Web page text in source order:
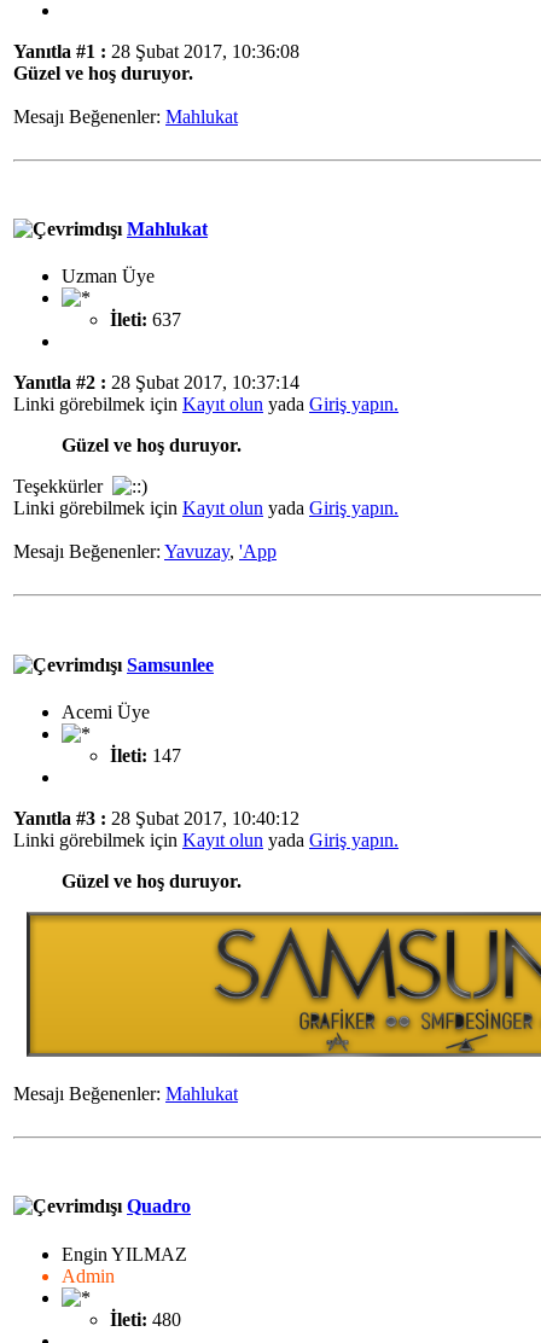
Yanıtla #1 : 28 Şubat 2017, 10:36:08
Güzel ve hoş duruyor.
Mesajı Beğenenler: Mahlukat
Mahlukat
Uzman Üye
İleti: 637
Yanıtla #2 : 28 Şubat 2017, 10:37:14
Linki görebilmek için Kayıt olun yada Giriş yapın.
Güzel ve hoş duruyor.
Teşekkürler
Linki görebilmek için Kayıt olun yada Giriş yapın.
Mesajı Beğenenler: Yavuzay, 'App
Samsunlee
Acemi Üye
İleti: 147
Yanıtla #3 : 28 Şubat 2017, 10:40:12
Linki görebilmek için Kayıt olun yada Giriş yapın.
Güzel ve hoş duruyor.
Mesajı Beğenenler: Mahlukat
Quadro
Engin YILMAZ
Admin
İleti: 480